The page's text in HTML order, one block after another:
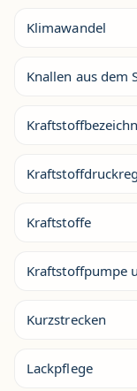
Klimawandel
Knallen aus dem
Kraftstoffe
Kraftstoffpumpe
Kurzstrecken
Lackpflege